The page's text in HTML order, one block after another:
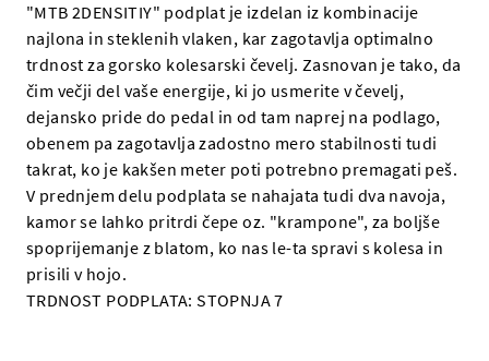
"MTB 2DENSITIY" podplat je izdelan iz kombinacije
najlona in steklenih vlaken, kar zagotavlja optimalno
trdnost za gorsko kolesarski čevelj. Zasnovan je tako, da
čim večji del vaše energije, ki jo usmerite v čevelj,
dejansko pride do pedal in od tam naprej na podlago,
obenem pa zagotavlja zadostno mero stabilnosti tudi
takrat, ko je kakšen meter poti potrebno premagati peš.
V prednjem delu podplata se nahajata tudi dva navoja,
kamor se lahko pritrdi čepe oz. "krampone", za boljše
spoprijemanje z blatom, ko nas le-ta spravi s kolesa in
prisili v hojo.
TRDNOST PODPLATA: STOPNJA 7